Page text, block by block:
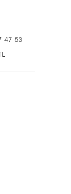
47 53